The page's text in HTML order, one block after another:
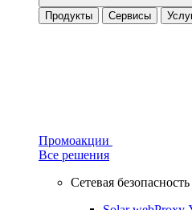
Продукты Сервисы
Промоакции
Все решения
Сетевая безопасность